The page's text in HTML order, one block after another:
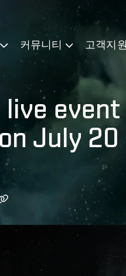
커뮤니티 고객지
live
July